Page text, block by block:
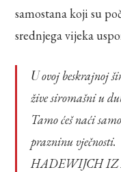
samostana koji su
srednjega vijeka
U ovoj beskrajnoj
žive siromašni u
Tamo ćeš naći
prazninu vječnosti.
HADEWIJCH